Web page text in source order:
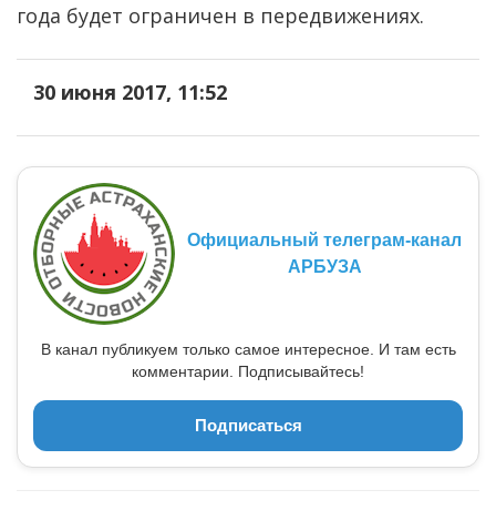
года будет ограничен в передвижениях.
30 июня 2017, 11:52
Официальный телеграм-канал
АРБУЗА
В канал публикуем только самое интересное. И там есть
комментарии. Подписывайтесь!
Подписаться